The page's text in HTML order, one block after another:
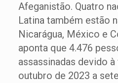
Afeganistão. Quatro
Latina também estão
Nicarágua, México e
aponta que 4.476
assassinadas devido
outubro de 2023 a